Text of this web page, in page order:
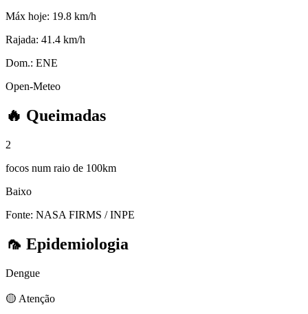
Máx hoje: 19.8 km/h
Rajada: 41.4 km/h
Dom.: ENE
Open-Meteo
🔥 Queimadas
2
focos num raio de 100km
Baixo
Fonte: NASA FIRMS / INPE
🦟 Epidemiologia
Dengue
🟡 Atenção